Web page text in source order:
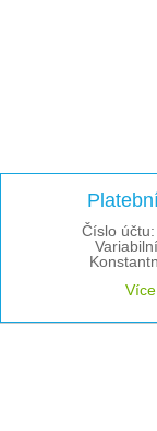
Číslo účtu: